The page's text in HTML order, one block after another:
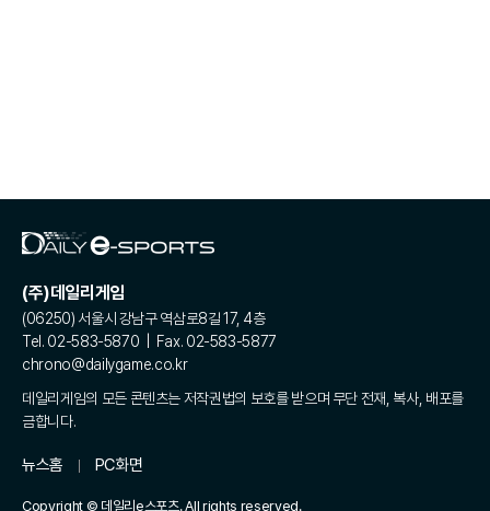
(주)데일리게임
(06250) 서울시 강남구 역삼로8길 17, 4층
Tel. 02-583-5870 | Fax. 02-583-5877
chrono@dailygame.co.kr
데일리게임의 모든 콘텐츠는 저작권법의 보호를 받으며 무단 전재, 복사, 배포를
금합니다.
뉴스홈 PC화면
Copyright © 데일리e스포츠. All rights reserved.